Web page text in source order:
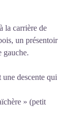
la carrière de
un présentoir
gauche.
descente qui
» (petit